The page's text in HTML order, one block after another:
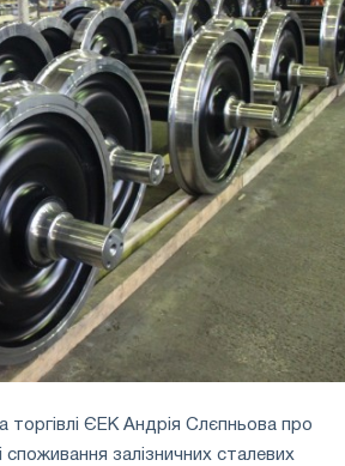
торгівлі ЄЕК Андрія Слєпньова про
залізничних сталевих